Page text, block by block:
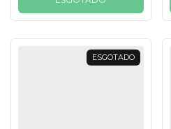
ESGOTADO